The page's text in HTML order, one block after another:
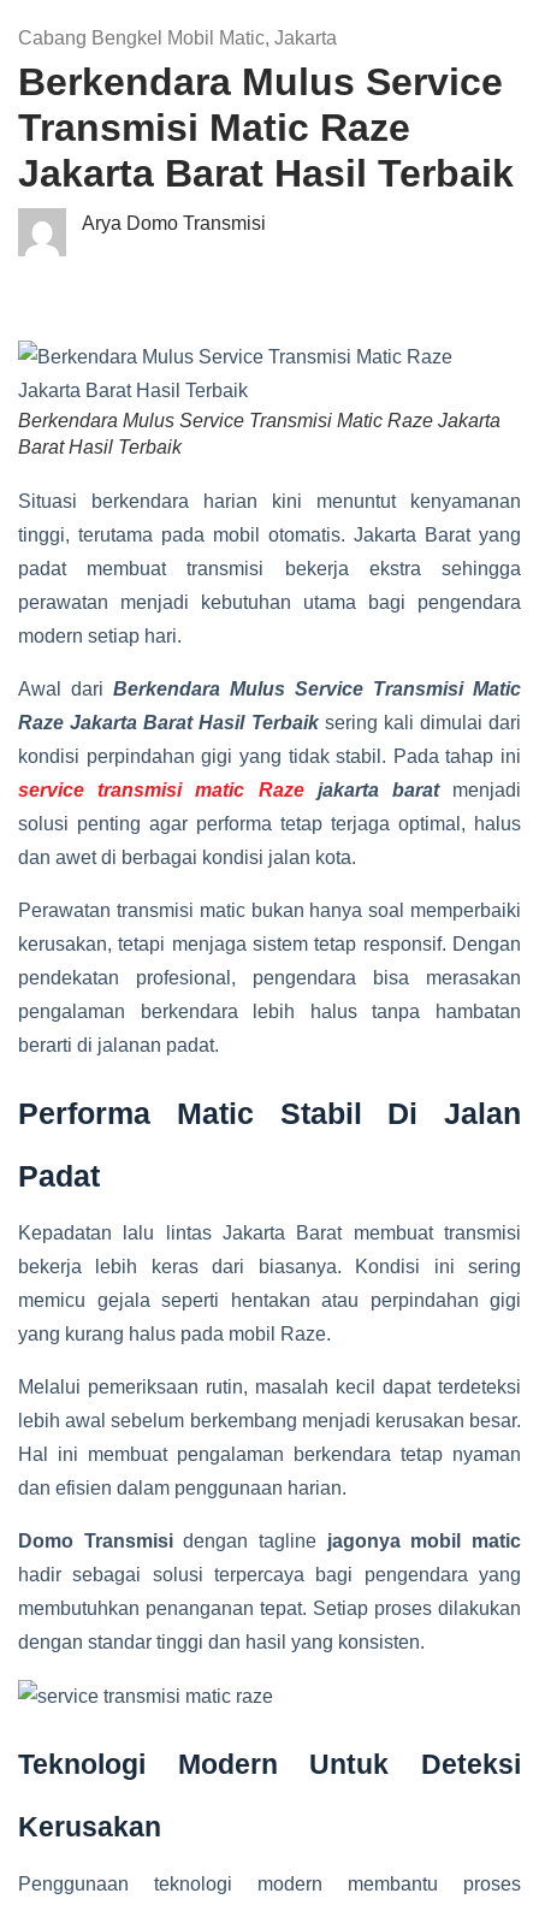
Cabang Bengkel Mobil Matic, Jakarta
Berkendara Mulus Service
Transmisi Matic Raze
Jakarta Barat Hasil Terbaik
Arya Domo Transmisi
Berkendara Mulus Service Transmisi Matic Raze Jakarta
Barat Hasil Terbaik
Situasi berkendara harian kini menuntut kenyamanan
tinggi, terutama pada mobil otomatis. Jakarta Barat yang
padat membuat transmisi bekerja ekstra sehingga
perawatan menjadi kebutuhan utama bagi pengendara
modern setiap hari.
Awal dari Berkendara Mulus Service Transmisi Matic
Raze Jakarta Barat Hasil Terbaiksering kali dimulai dari
kondisi perpindahan gigi yang tidak stabil. Pada tahap ini
service transmisi matic Razejakarta baratmenjadi
solusi penting agar performa tetap terjaga optimal, halus
dan awet di berbagai kondisi jalan kota.
Perawatan transmisi matic bukan hanya soal memperbaiki
kerusakan, tetapi menjaga sistem tetap responsif. Dengan
pendekatan profesional, pengendara bisa merasakan
pengalaman berkendara lebih halus tanpa hambatan
berarti di jalanan padat.
Performa Matic Stabil Di Jalan
Padat
Kepadatan lalu lintas Jakarta Barat membuat transmisi
bekerja lebih keras dari biasanya. Kondisi ini sering
memicu gejala seperti hentakan atau perpindahan gigi
yang kurang halus pada mobil Raze.
Melalui pemeriksaan rutin, masalah kecil dapat terdeteksi
lebih awal sebelum berkembang menjadi kerusakan besar.
Hal ini membuat pengalaman berkendara tetap nyaman
dan efisien dalam penggunaan harian.
Domo Transmisidengan tagline jagonya mobil matic
hadir sebagai solusi terpercaya bagi pengendara yang
membutuhkan penanganan tepat. Setiap proses dilakukan
dengan standar tinggi dan hasil yang konsisten.
Teknologi Modern Untuk Deteksi
Kerusakan
Penggunaan teknologi modern membantu proses